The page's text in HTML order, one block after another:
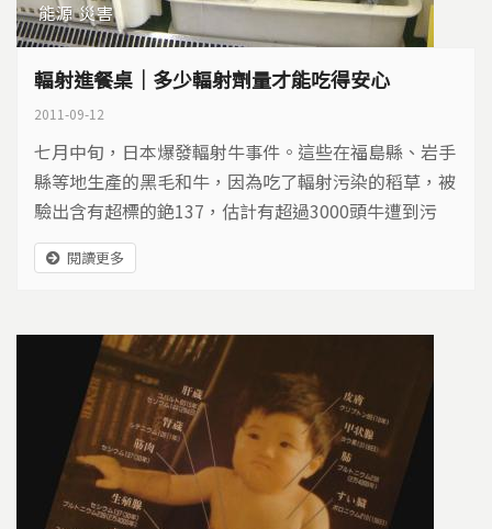
能源 災害
輻射進餐桌｜多少輻射劑量才能吃得安心
2011-09-12
七月中旬，日本爆發輻射牛事件。這些在福島縣、岩手
縣等地生產的黑毛和牛，因為吃了輻射污染的稻草，被
驗出含有超標的銫137，估計有超過3000頭牛遭到污
染，在發現之前，已經流入日本東京大阪等縣市，包括
新幹線的便當、小學生的營養午餐等等。原本高價的和
傷慘重...
閱讀更多